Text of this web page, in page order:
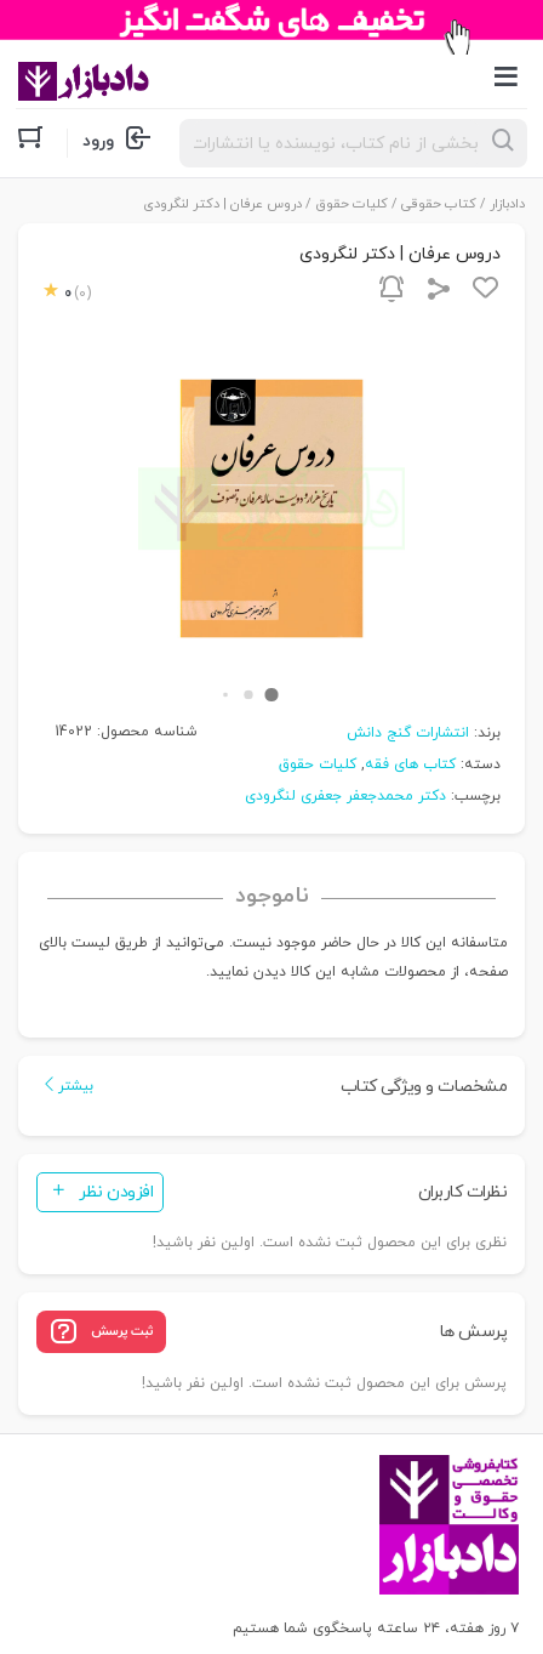
جستجوی
محصولات ورود
دادبازار /کتاب حقوقی /کلیات حقوق / دروس عرفان | دکتر لنگرودی
دروس عرفان | دکتر لنگرودی
0 (0)
برند: انتشارات گنج دانش شناسه محصول: 14022
دسته:کتاب های فقه,کلیات حقوق
برچسب: دکتر محمدجعفر جعفری لنگرودی
ناموجود
متاسفانه این کالا در حال حاضر موجود نیست. می‌توانید از طریق لیست بالای
صفحه، از محصولات مشابه این کالا دیدن نمایید.
مشخصات و ویژگی کتاب بیشتر
نظرات کاربران افزودن نظر
نظری برای این محصول ثبت نشده است. اولین نفر باشید!
پرسش ها ثبت پرسش
پرسش برای این محصول ثبت نشده است. اولین نفر باشید!
۷ روز هفته، ۲۴ ساعته پاسخگوی شما هستیم